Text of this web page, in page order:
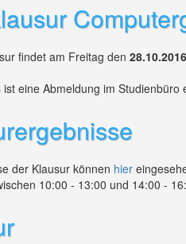
findet am Freitag den
ist eine Abmeldung im
der Klausur können hier
10:00 - 13:00 und 14:00 -